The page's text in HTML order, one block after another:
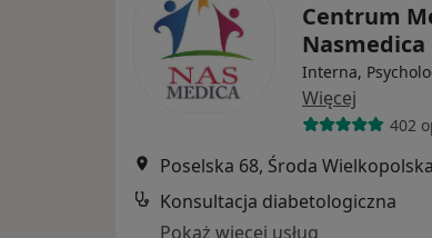
Centrum
Nasmedica
Interna,
Więcej
402
Poselska 68, Środa Wielkopolska
Konsultacja diabetologiczna
Pokaż więcej usług